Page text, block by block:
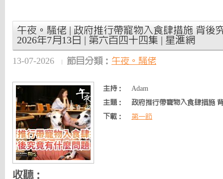
午夜。騷佬 | 政府推行帶寵物入食肆措施 背後
2026年7月13日 | 第六百四十四集 | 星滙網
13-07-2026 節目分類： 午夜。騷佬
主持：
Adam
主題：
政府推行帶寵物入食肆措施
下載：
第一節
收聽：